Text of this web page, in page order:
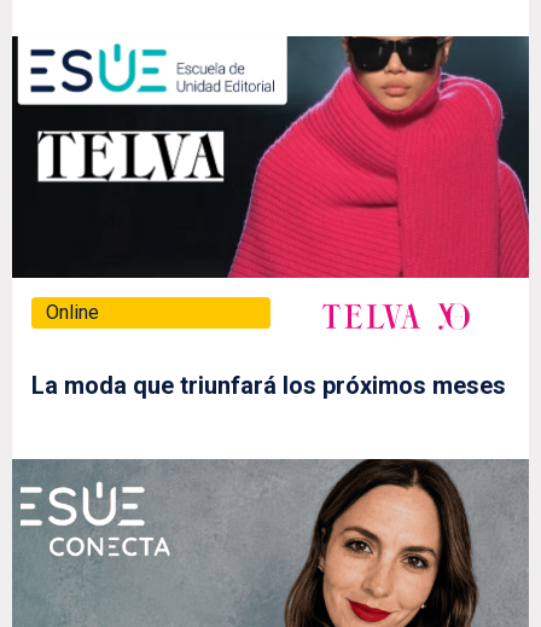
Online
La moda que triunfará los próximos meses